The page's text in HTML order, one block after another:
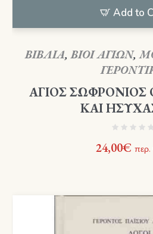
Add to
ΒΙΒΛΙΑ,ΒΙΟΙ ΑΓΙΩΝ,
ΑΓΙΟΣ ΣΩΦΡΟΝΙΟΣ
ΚΑΙ
24,00€